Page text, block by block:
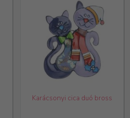
Karácsonyi cica duó bross